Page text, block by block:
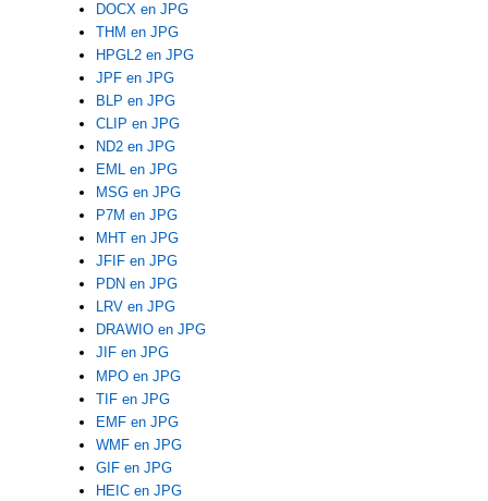
DOCX en JPG
THM en JPG
HPGL2 en JPG
JPF en JPG
BLP en JPG
CLIP en JPG
ND2 en JPG
EML en JPG
MSG en JPG
P7M en JPG
MHT en JPG
JFIF en JPG
PDN en JPG
LRV en JPG
DRAWIO en JPG
JIF en JPG
MPO en JPG
TIF en JPG
EMF en JPG
WMF en JPG
GIF en JPG
HEIC en JPG